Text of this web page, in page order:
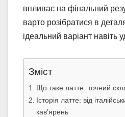
впливає на фінальний
варто розібратися в
ідеальний варіант навіть
Зміст
Що таке латте: точний
Історія латте: від
кав’ярень